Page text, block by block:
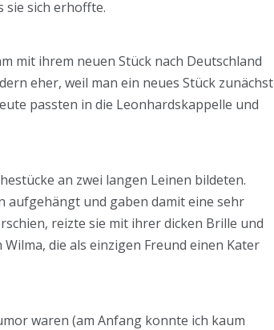
sie sich erhoffte.
mit ihrem neuen Stück nach Deutschland
eher, weil man ein neues Stück zunächst
passten in die Leonhardskappelle und
an zwei langen Leinen bildeten.
aufgehängt und gaben damit eine sehr
reizte sie mit ihrer dicken Brille und
die als einzigen Freund einen Kater
waren (am Anfang konnte ich kaum